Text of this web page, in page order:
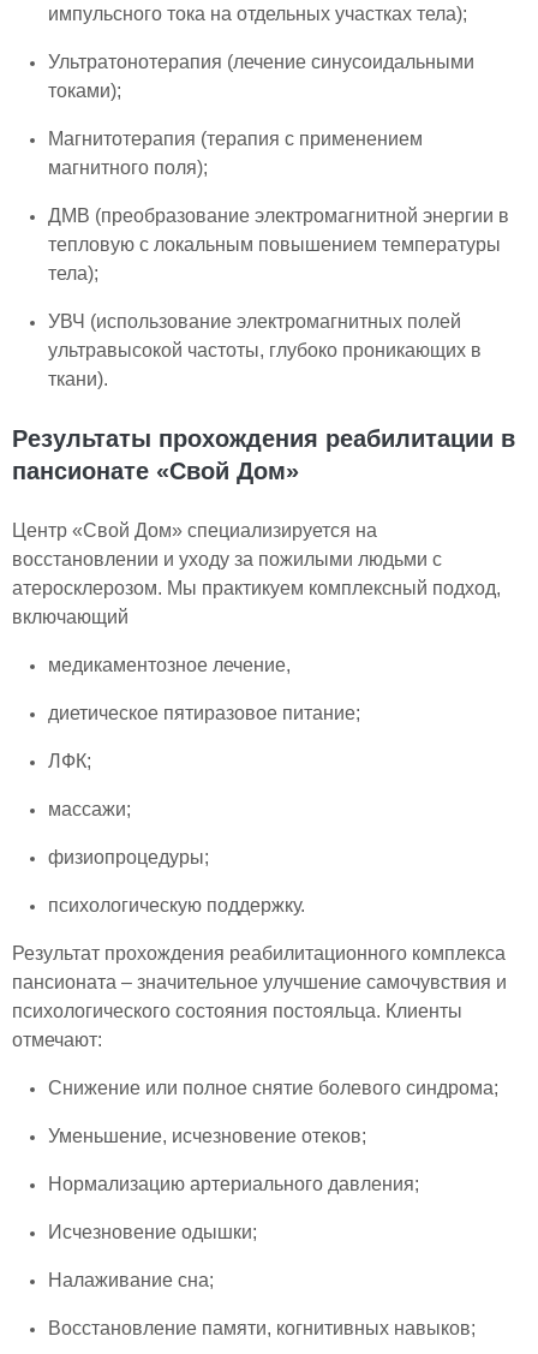
импульсного тока на отдельных участках тела);
Ультратонотерапия (лечение синусоидальными
токами);
Магнитотерапия (терапия с применением
магнитного поля);
ДМВ (преобразование электромагнитной энергии в
тепловую с локальным повышением температуры
тела);
УВЧ (использование электромагнитных полей
ультравысокой частоты, глубоко проникающих в
ткани).
Результаты прохождения реабилитации в
пансионате «Свой Дом»
Центр «Свой Дом» специализируется на
восстановлении и уходу за пожилыми людьми с
атеросклерозом. Мы практикуем комплексный подход,
включающий
медикаментозное лечение,
диетическое пятиразовое питание;
ЛФК;
массажи;
физиопроцедуры;
психологическую поддержку.
Результат прохождения реабилитационного комплекса
пансионата – значительное улучшение самочувствия и
психологического состояния постояльца. Клиенты
отмечают:
Снижение или полное снятие болевого синдрома;
Уменьшение, исчезновение отеков;
Нормализацию артериального давления;
Исчезновение одышки;
Налаживание сна;
Восстановление памяти, когнитивных навыков;